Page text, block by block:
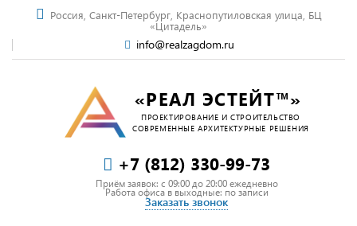
Россия, Санкт-Петербург, Краснопутиловская улица, БЦ
«Цитадель»
info@realzagdom.ru
«РЕАЛ ЭСТЕЙТ™»
ПРОЕКТИРОВАНИЕ И СТРОИТЕЛЬСТВО
СОВРЕМЕННЫЕ АРХИТЕКТУРНЫЕ РЕШЕНИЯ
+7 (812) 330-99-73
Приём заявок: c 09:00 до 20:00 ежедневно
Работа офиса в выходные: по записи
Заказать звонок